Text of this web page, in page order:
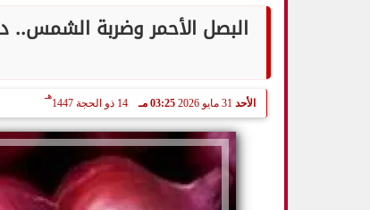
البصل الأحمر وضربة الشمس..
الأحد 03:25 مـ 14 ذو الحجة 1447
هـ